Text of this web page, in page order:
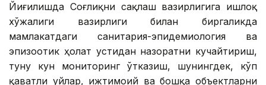
Йиғилишда Соғлиқни сақлаш вазирлигига Қишлоқ
хўжалиги вазирлиги билан биргаликда
мамлакатдаги санитария-эпидемиология ва
эпизоотик ҳолат устидан назоратни кучайтириш,
туну кун мониторинг ўтказиш, шунингдек, кўп
қаватли уйлар, ижтимоий ва бошқа объектларни